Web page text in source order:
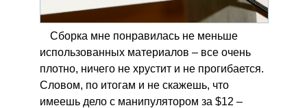
Сборка мне понравилась не меньше
использованных материалов – все очень
плотно, ничего не хрустит и не прогибается.
Словом, по итогам и не скажешь, что
имеешь дело с манипулятором за $12 –